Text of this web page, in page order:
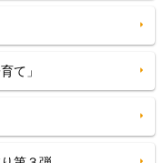
て」